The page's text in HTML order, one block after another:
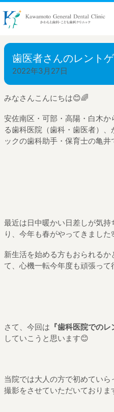
歯医者さんのレント
2022年3月27日
みなさんこんにちは😊🌈
安佐南区・可部・高陽・白木
る歯科医院（歯科・歯医者）
ックの歯科助手・保育士の亀井
最近は日中暖かい日差しが気
り、今年も春がやってきました
新生活を始める方もおられる
て、心機一転今年度も頑張って
さて、今回は 『歯科医院でのレ
していこうと思います😊
当院では大人の方で初めてい
撮影をさせていただいておりま